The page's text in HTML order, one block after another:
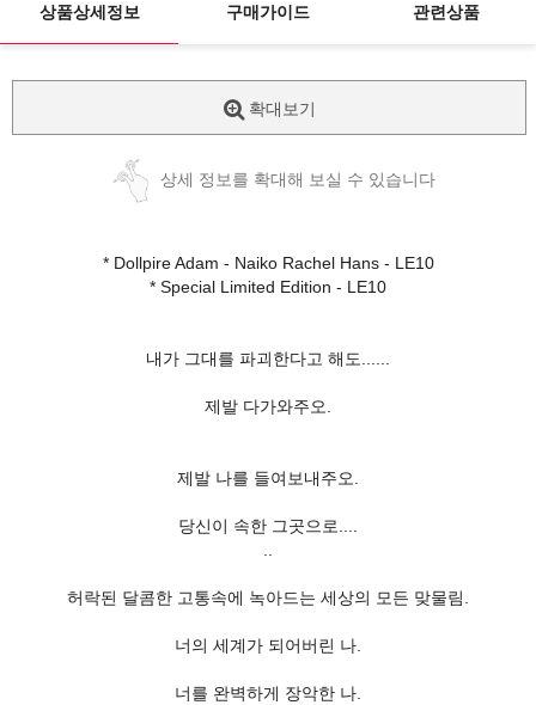
상품상세정보 구매가이드 관련상품
확대보기
상세 정보를 확대해 보실 수 있습니다
* Dollpire Adam - Naiko Rachel Hans - LE10
* Special Limited Edition - LE10
내가 그대를 파괴한다고 해도......
제발 다가와주오.
제발 나를 들여보내주오.
당신이 속한 그곳으로....
..
허락된 달콤한 고통속에 녹아드는 세상의 모든 맞물림.
너의 세계가 되어버린 나.
너를 완벽하게 장악한 나.